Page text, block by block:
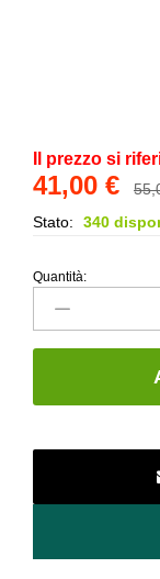
Il prezzo si
41,00 €
Stato:
340
Torello
Travertino
Quantità: